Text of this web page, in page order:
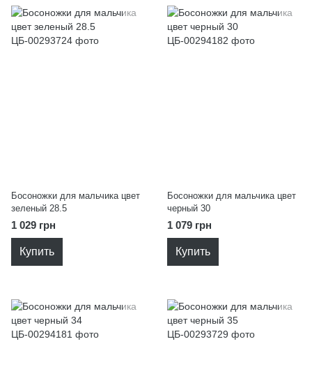
Босоножки для мальчика цвет
зеленый 28.5
1 029 грн
Купить
Босоножки для мальчика цвет
черный 30
1 079 грн
Купить